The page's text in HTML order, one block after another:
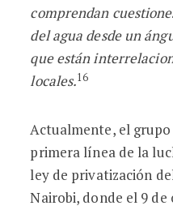
comprendan
del agua desde un
que están
locales.16
Actualmente, el
primera línea de la
ley de privatización
Nairobi, donde el 9